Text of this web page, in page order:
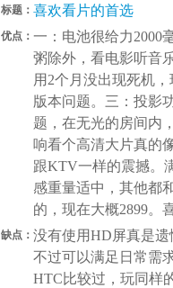
标题： 喜欢看片的首选
优点： 一：电池很给力2000
粥除外，看电影听音
用2个月没出现死机
版本问题。三：投影
题，在无光的房间内
响看个高清大片真的
跟KTV一样的震撼。
感重量适中，其他都
的，现在大概2899。
缺点： 没有使用HD屏真是
不过可以满足日常需
HTC比较过，玩同样